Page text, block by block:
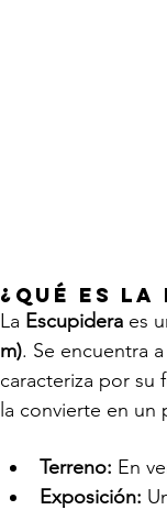
¿Qué es
La Escupidera es
m). Se encuentra
caracteriza por su
la convierte en un
Terreno: En
Exposición: